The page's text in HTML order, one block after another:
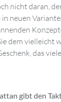
nicht daran,
neuen
dem vielleicht
das
gibt den